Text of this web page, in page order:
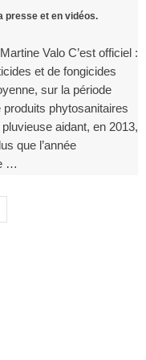
presse et en vidéos.
Valo C’est officiel :
et de fongicides
sur la période
phytosanitaires
aidant, en 2013,
que l’année
…